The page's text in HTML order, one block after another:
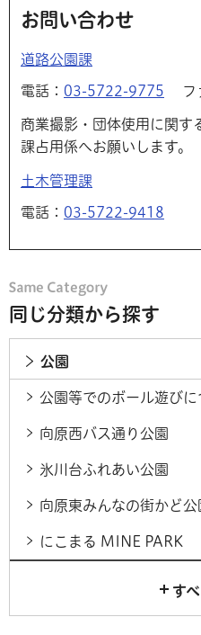
お問い合わせ
道路公園課
電話： 03-5722-9775
商業撮影・団体使用に関す
課占用係へお願いします。
土木管理課
電話： 03-5722-9418
同じ分類から探す
公園
公園等でのボール遊びに
向原西バス通り公園
氷川台ふれあい公園
向原東みんなの街かど公
にこまる MINE PARK
す